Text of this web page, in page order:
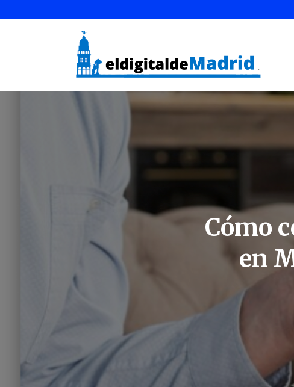
Cómo
en